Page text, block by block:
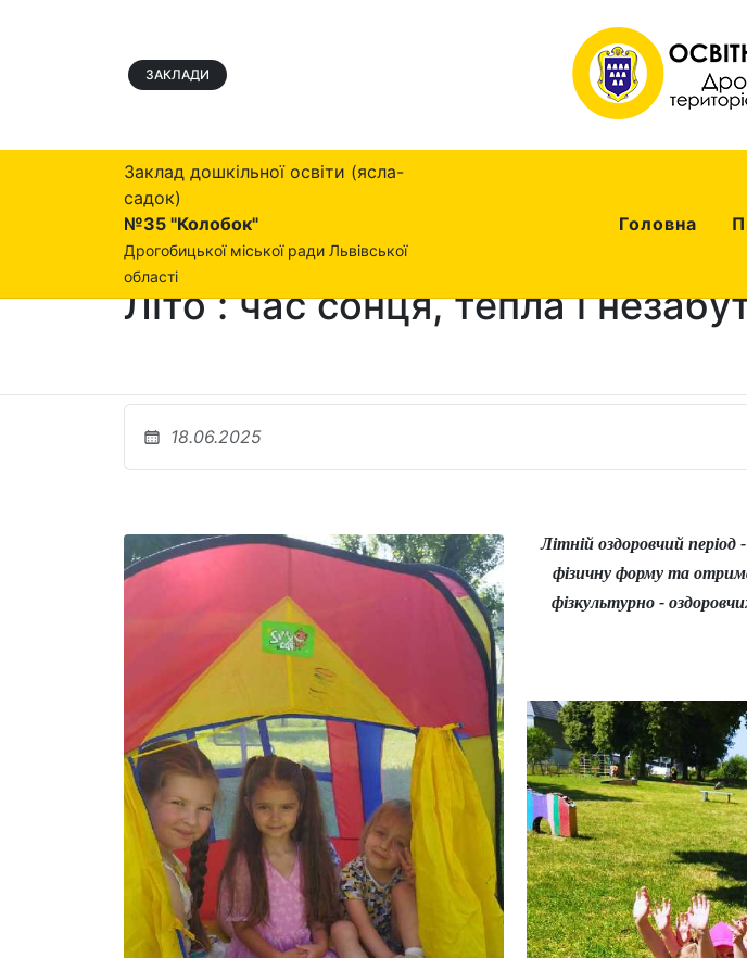
ЗАКЛАДИ
Заклад дошкільної освіти (ясла-
садок)
№35 "Колобок"
Дрогобицької міської ради Львівської
області
Головна
Літо : час сонця, тепла і
18.06.2025
Літній оздоровчий
фізичну форму та
фізкультурно -